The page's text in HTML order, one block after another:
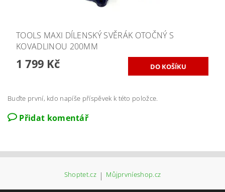
TOOLS MAXI DÍLENSKÝ SVĚRÁK OTOČNÝ S
KOVADLINOU 200MM
1 799 Kč
Buďte první, kdo napíše příspěvek k této položce.
Přidat komentář
Shoptet.cz | Můjprvníeshop.cz